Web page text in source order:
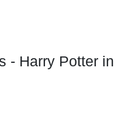
- Harry Potter in